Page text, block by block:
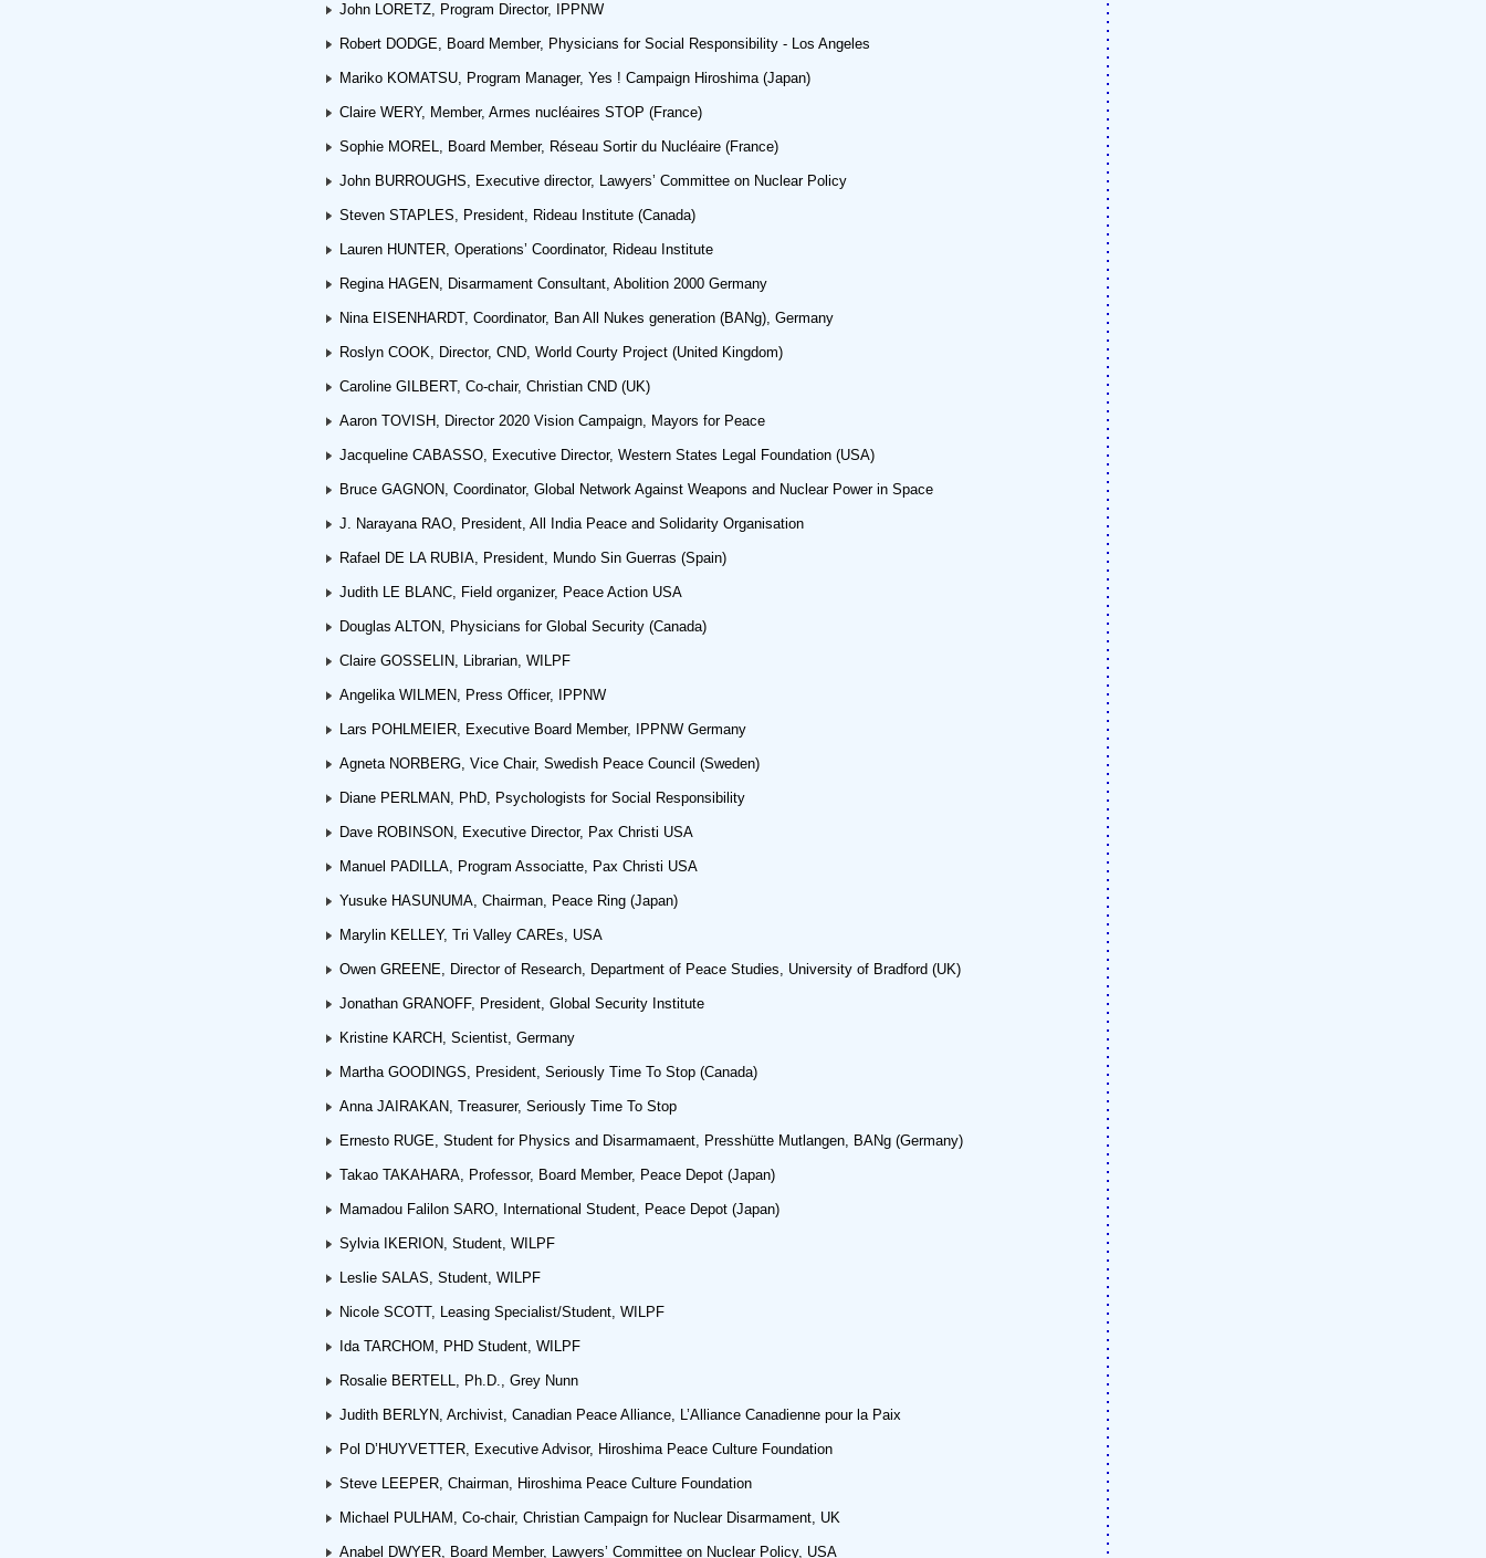
John LORETZ, Program Director, IPPNW
Robert DODGE, Board Member, Physicians for Social Responsibility - Los Angeles
Mariko KOMATSU, Program Manager, Yes ! Campaign Hiroshima (Japan)
Claire WERY, Member, Armes nucléaires STOP (France)
Sophie MOREL, Board Member, Réseau Sortir du Nucléaire (France)
John BURROUGHS, Executive director, Lawyers’ Committee on Nuclear Policy
Steven STAPLES, President, Rideau Institute (Canada)
Lauren HUNTER, Operations’ Coordinator, Rideau Institute
Regina HAGEN, Disarmament Consultant, Abolition 2000 Germany
Nina EISENHARDT, Coordinator, Ban All Nukes generation (BANg), Germany
Roslyn COOK, Director, CND, World Courty Project (United Kingdom)
Caroline GILBERT, Co-chair, Christian CND (UK)
Aaron TOVISH, Director 2020 Vision Campaign, Mayors for Peace
Jacqueline CABASSO, Executive Director, Western States Legal Foundation (USA)
Bruce GAGNON, Coordinator, Global Network Against Weapons and Nuclear Power in Space
J. Narayana RAO, President, All India Peace and Solidarity Organisation
Rafael DE LA RUBIA, President, Mundo Sin Guerras (Spain)
Judith LE BLANC, Field organizer, Peace Action USA
Douglas ALTON, Physicians for Global Security (Canada)
Claire GOSSELIN, Librarian, WILPF
Angelika WILMEN, Press Officer, IPPNW
Lars POHLMEIER, Executive Board Member, IPPNW Germany
Agneta NORBERG, Vice Chair, Swedish Peace Council (Sweden)
Diane PERLMAN, PhD, Psychologists for Social Responsibility
Dave ROBINSON, Executive Director, Pax Christi USA
Manuel PADILLA, Program Associatte, Pax Christi USA
Yusuke HASUNUMA, Chairman, Peace Ring (Japan)
Marylin KELLEY, Tri Valley CAREs, USA
Owen GREENE, Director of Research, Department of Peace Studies, University of Bradford (UK)
Jonathan GRANOFF, President, Global Security Institute
Kristine KARCH, Scientist, Germany
Martha GOODINGS, President, Seriously Time To Stop (Canada)
Anna JAIRAKAN, Treasurer, Seriously Time To Stop
Ernesto RUGE, Student for Physics and Disarmamaent, Presshütte Mutlangen, BANg (Germany)
Takao TAKAHARA, Professor, Board Member, Peace Depot (Japan)
Mamadou Falilon SARO, International Student, Peace Depot (Japan)
Sylvia IKERION, Student, WILPF
Leslie SALAS, Student, WILPF
Nicole SCOTT, Leasing Specialist/Student, WILPF
Ida TARCHOM, PHD Student, WILPF
Rosalie BERTELL, Ph.D., Grey Nunn
Judith BERLYN, Archivist, Canadian Peace Alliance, L’Alliance Canadienne pour la Paix
Pol D’HUYVETTER, Executive Advisor, Hiroshima Peace Culture Foundation
Steve LEEPER, Chairman, Hiroshima Peace Culture Foundation
Michael PULHAM, Co-chair, Christian Campaign for Nuclear Disarmament, UK
Anabel DWYER, Board Member, Lawyers’ Committee on Nuclear Policy, USA